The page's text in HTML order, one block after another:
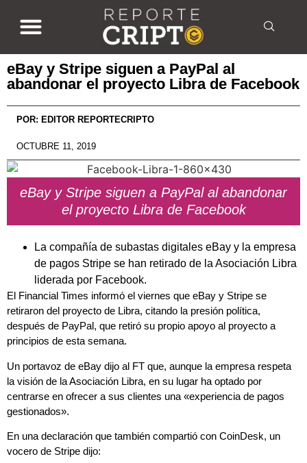
eBay y Stripe siguen a PayPal al
abandonar el proyecto Libra de Facebook
POR: EDITOR REPORTECRIPTO
OCTUBRE 11, 2019
eBay y Stripe siguen a PayPal al abandonar
el proyecto Libra de Facebook
La compañía de subastas digitales eBay y la empresa
de pagos Stripe se han retirado de la Asociación Libra
liderada por Facebook.
El Financial Times informó el viernes que eBay y Stripe se
retiraron del proyecto de Libra, citando la presión política,
después de PayPal, que retiró su propio apoyo al proyecto a
principios de esta semana.
Un portavoz de eBay dijo al FT que, aunque la empresa respeta
la visión de la Asociación Libra, en su lugar ha optado por
centrarse en ofrecer a sus clientes una «experiencia de pagos
gestionados».
En una declaración que también compartió con CoinDesk, un
vocero de Stripe dijo: